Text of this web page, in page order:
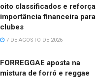
oito classificados e reforça
importância financeira para
clubes
7 DE AGOSTO DE 2026
FORREGGAE aposta na
mistura de forró e reggae